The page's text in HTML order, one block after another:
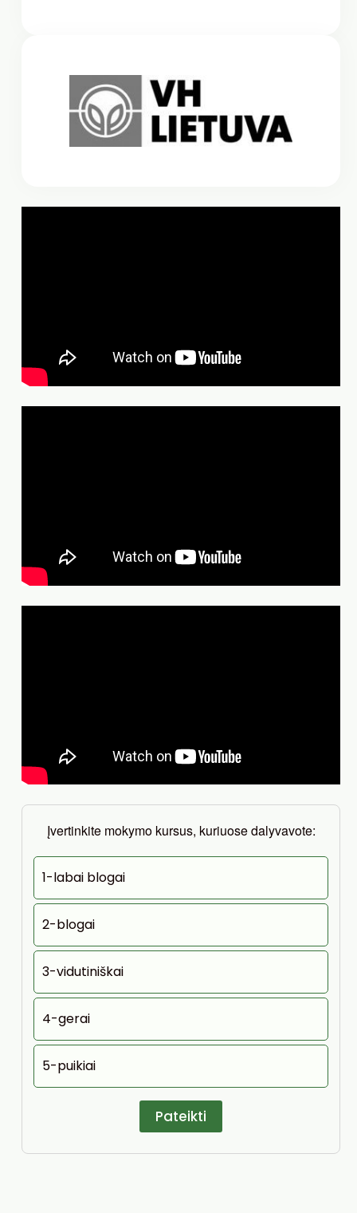
Įvertinkite mokymo kursus, kuriuose dalyvavote:
1-labai blogai
2-blogai
3-vidutiniškai
4-gerai
5-puikiai